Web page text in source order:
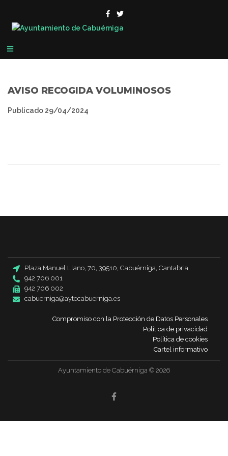
AVISO RECOGIDA VOLUMINOSOS
Publicado 29/04/2024
Plaza Manuel Llano, 70, 39510, Cabuérniga, Cantabria
942 706 001
942 706 002
cabuerniga@aytocabuerniga.es
Compromiso con la Protección de Datos Personales
Política de privacidad
Política de cookies
Cartel informativo
Ayuntamiento de Cabuérniga © 2026